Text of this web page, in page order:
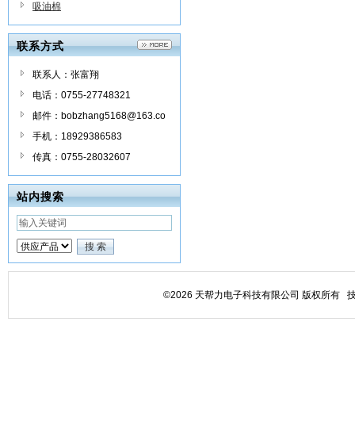
吸油棉
联系方式
联系人：张富翔
电话：0755-27748321
邮件：bobzhang5168@163.co
m
手机：18929386583
传真：0755-28032607
站内搜索
©2026 天帮力电子科技有限公司 版权所有